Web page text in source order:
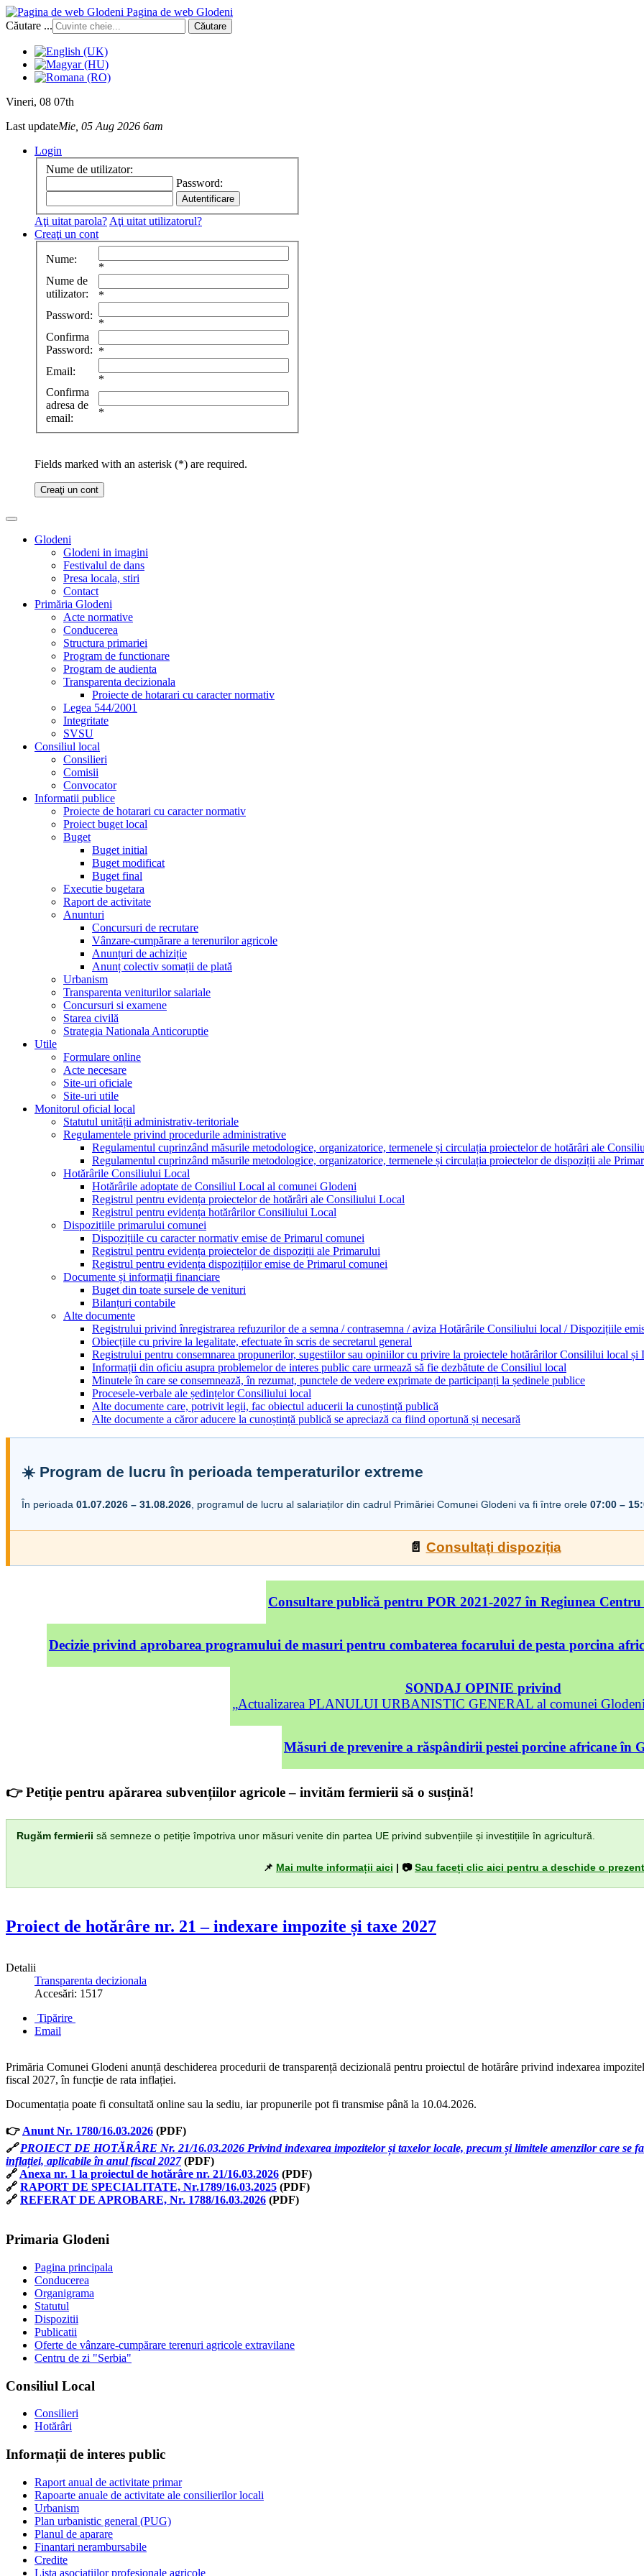
Pagina de web Glodeni
Căutare ...
Căutare
Vineri, 08 07th
Last updateMie, 05 Aug 2026 6am
Login
Nume de utilizator:
Password:
Aţi uitat parola? Aţi uitat utilizatorul?
Creaţi un cont
Nume:
*
Nume de
utilizator:
*
Password:
*
Confirma
Password: *
Email:
*
Confirma
adresa de
email:
*
Fields marked with an asterisk (*) are required.
Creaţi un cont
Glodeni
Glodeni in imagini
Festivalul de dans
Presa locala, stiri
Contact
Primăria Glodeni
Acte normative
Conducerea
Structura primariei
Program de functionare
Program de audienta
Transparenta decizionala
Proiecte de hotarari cu caracter normativ
Legea 544/2001
Integritate
SVSU
Consiliul local
Consilieri
Comisii
Convocator
Informatii publice
Proiecte de hotarari cu caracter normativ
Proiect buget local
Buget
Buget initial
Buget modificat
Buget final
Executie bugetara
Raport de activitate
Anunturi
Concursuri de recrutare
Vânzare-cumpărare a terenurilor agricole
Anunțuri de achiziție
Anunț colectiv somații de plată
Urbanism
Transparenta veniturilor salariale
Concursuri si examene
Starea civilă
Strategia Nationala Anticoruptie
Utile
Formulare online
Acte necesare
Site-uri oficiale
Site-uri utile
Monitorul oficial local
Statutul unității administrativ-teritoriale
Regulamentele privind procedurile administrative
Regulamentul cuprinzând măsurile metodologice, organizatorice, termenele și circulația proiectelor de hotărâri ale
Regulamentul cuprinzând măsurile metodologice, organizatorice, termenele și circulația proiectelor de dispoziții ale
Hotărârile Consiliului Local
Hotărârile adoptate de Consiliul Local al comunei Glodeni
Registrul pentru evidența proiectelor de hotărâri ale Consiliului Local
Registrul pentru evidența hotărârilor Consiliului Local
Dispozițiile primarului comunei
Dispozițiile cu caracter normativ emise de Primarul comunei
Registrul pentru evidența proiectelor de dispoziții ale Primarului
Registrul pentru evidența dispozițiilor emise de Primarul comunei
Documente și informații financiare
Buget din toate sursele de venituri
Bilanțuri contabile
Alte documente
Registrului privind înregistrarea refuzurilor de a semna / contrasemna / aviza Hotărârile Consiliului local / Dispozițiile
Obiecțiile cu privire la legalitate, efectuate în scris de secretarul general
Registrului pentru consemnarea propunerilor, sugestiilor sau opiniilor cu privire la proiectele hotărârilor Consililui local
Informații din oficiu asupra problemelor de interes public care urmează să fie dezbătute de Consiliul local
Minutele în care se consemnează, în rezumat, punctele de vedere exprimate de participanți la ședinele publice
Procesele-verbale ale ședințelor Consiliului local
Alte documente care, potrivit legii, fac obiectul aducerii la cunoștință publică
Alte documente a căror aducere la cunoștință publică se apreciază ca fiind oportună și necesară
☀️ Program de lucru în perioada temperaturilor extreme
În perioada 01.07.2026 – 31.08.2026 , programul de lucru al salariaților din cadrul Primăriei Comunei Glodeni va fi între orele 07:00 –
📄 Consultați dispoziția
Consultare publică pentru POR 2021-2027 în Regiunea
Decizie privind aprobarea programului de masuri pentru combaterea focarului de pesta porcina
SONDAJ OPINIE privind
„Actualizarea PLANULUI URBANISTIC GENERAL al comunei
Măsuri de prevenire a răspândirii pestei porcine africane în
👉 Petiție pentru apărarea subvențiilor agricole – invităm fermierii să o susțină!
Rugăm fermierii să semneze o petiție împotriva unor măsuri venite din partea UE privind subvențiile și investițiile în agricultură.
📌 Mai multe informații aici | 📷Sau faceți clic aici pentru a deschide o
Proiect de hotărâre nr. 21 – indexare impozite și taxe 2027
Detalii
Transparenta decizionala
Accesări: 1517
Tipărire
Email
Primăria Comunei Glodeni anunță deschiderea procedurii de transparență decizională pentru proiectul de hotărâre privind indexarea
fiscal 2027, în funcție de rata inflației.
Documentația poate fi consultată online sau la sediu, iar propunerile pot fi transmise până la 10.04.2026.
👉Anunt Nr. 1780/16.03.2026 (PDF)
🔗PROIECT DE HOTĂRÂRE Nr. 21/16.03.2026 Privind indexarea impozitelor și taxelor locale, precum și limitele amenzilor care se
inflației, aplicabile în anul fiscal 2027(PDF)
🔗Anexa nr. 1 la proiectul de hotărâre nr. 21/16.03.2026 (PDF)
🔗 RAPORT DE SPECIALITATE, Nr.1789/16.03.2025 (PDF)
🔗 REFERAT DE APROBARE, Nr. 1788/16.03.2026 (PDF)
Primaria Glodeni
Pagina principala
Conducerea
Organigrama
Statutul
Dispozitii
Publicatii
Oferte de vânzare-cumpărare terenuri agricole extravilane
Centru de zi "Serbia"
Consiliul Local
Consilieri
Hotărâri
Informații de interes public
Raport anual de activitate primar
Rapoarte anuale de activitate ale consilierilor locali
Urbanism
Plan urbanistic general (PUG)
Planul de aparare
Finantari nerambursabile
Credite
Lista asociatiilor profesionale agricole